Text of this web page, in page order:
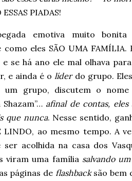
PIADAS!
emotiva muito bonita
eles SÃO UMA FAMÍLIA.
se há ano ele mal olhava
e ainda é olíderdo grupo.
um grupo, discutem o nome
afinal de contas, eles
que nunca. Nesse sentido,
LINDO, ao mesmo tempo. A
acolhida na casa dos
viram uma família salvando
páginas de flashbacksão bem